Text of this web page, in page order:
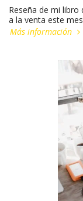
Reseña de mi
a la venta este
Más información